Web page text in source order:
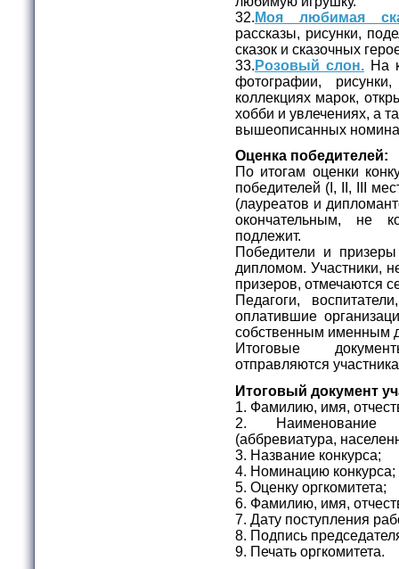
32. Моя любимая
рассказы, рисунки,
сказок и сказочных
33. Розовый слон. На
фотографии,
коллекциях марок,
хобби и увлечениях, а
вышеописанных
Оценка победителей:
По итогам оценки
победителей (I, II, III
(лауреатов и
окончательным, не
подлежит.
Победители и
дипломом. Участники,
призеров, отмечаются
Педагоги,
оплатившие
собственным именным
Итоговые
отправляются
Итоговый документ
1. Фамилию, имя,
2. Наименование
(аббревиатура,
3. Название конкурса;
4. Номинацию конкурса;
5. Оценку оргкомитета;
6. Фамилию, имя,
7. Дату поступления
8. Подпись
9. Печать оргкомитета.